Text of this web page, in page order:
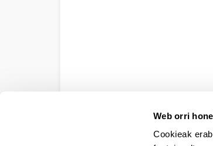
Web orri
Cookieak